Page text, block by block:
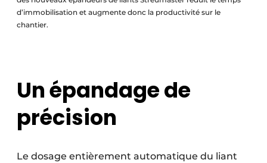
d’immobilisation et augmente donc la productivité sur le
chantier.
Un épandage de
précision
Le dosage entièrement automatique du liant